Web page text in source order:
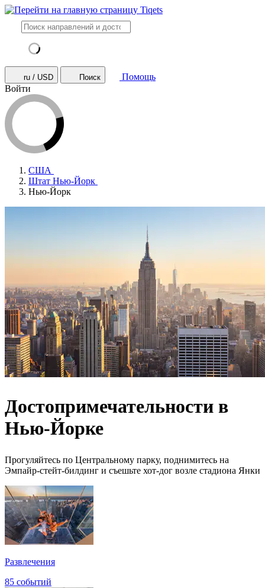
ru / USD Поиск
Помощь
Войти
США
Штат Нью-Йорк
Нью-Йорк
Достопримечательности в
Нью-Йорке
Прогуляйтесь по Центральному парку, поднимитесь на
Эмпайр-стейт-билдинг и съешьте хот-дог возле стадиона Янки
Развлечения
85 событий